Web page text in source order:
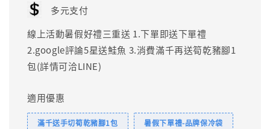
多元支付
線上活動暑假好禮三重送 1.下單即送下單禮
2.google評論5星送鮭魚 3.消費滿千再送筍乾豬腳1
包(詳情可洽LINE)
適用優惠
滿千送手切筍乾豬腳1包 暑假下單禮-品牌保冷袋